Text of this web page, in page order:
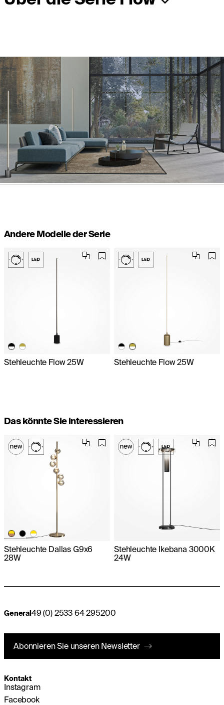
Andere Modelle der Serie
Stehleuchte Flow 25W Stehleuchte Flow 25W
Das könnte Sie interessieren
Stehleuchte Dallas G9x6
28W
Stehleuchte Ikebana 3000K
24W
General49 (0) 2533 64 295200
Abonnieren Sie unseren Newsletter
Kontakt
Instagram
Facebook